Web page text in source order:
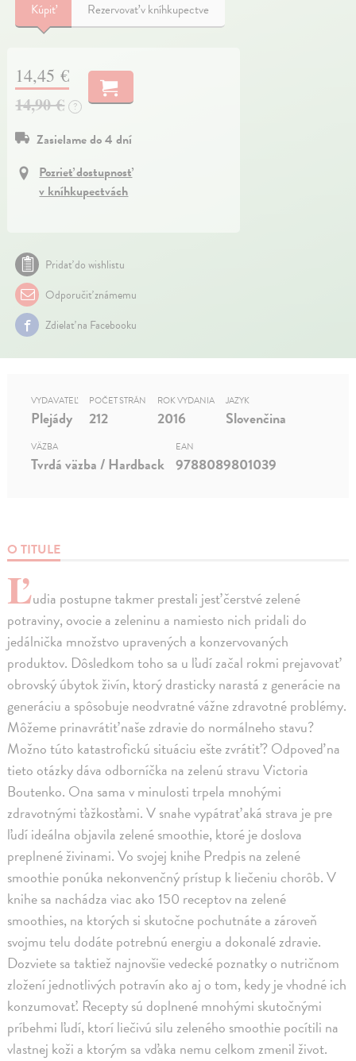
Kúpiť Rezervovať v kníhkupectve
14,45 €
14,90 € ?
Zasielame do 4 dní
Pozrieť dostupnosť
v kníhkupectvách
Pridať do wishlistu
Odporučiť známemu
Zdielať na Facebooku
O TITULE
Ľudia postupne takmer prestali jesť čerstvé zelené
potraviny, ovocie a zeleninu a namiesto nich pridali do
jedálnička množstvo upravených a konzervovaných
produktov. Dôsledkom toho sa u ľudí začal rokmi prejavovať
obrovský úbytok živín, ktorý drasticky narastá z generácie na
generáciu a spôsobuje neodvratné vážne zdravotné problémy.
Môžeme prinavrátiť naše zdravie do normálneho stavu?
Možno túto katastrofickú situáciu ešte zvrátiť? Odpoveď na
tieto otázky dáva odborníčka na zelenú stravu Victoria
Boutenko. Ona sama v minulosti trpela mnohými
zdravotnými ťažkosťami. V snahe vypátrať aká strava je pre
ľudí ideálna objavila zelené smoothie, ktoré je doslova
preplnené živinami. Vo svojej knihe Predpis na zelené
smoothie ponúka nekonvenčný prístup k liečeniu chorôb. V
knihe sa nachádza viac ako 150 receptov na zelené
smoothies, na ktorých si skutočne pochutnáte a zároveň
svojmu telu dodáte potrebnú energiu a dokonalé zdravie.
Dozviete sa taktiež najnovšie vedecké poznatky o nutričnom
zložení jednotlivých potravín ako aj o tom, kedy je vhodné ich
konzumovať. Recepty sú doplnené mnohými skutočnými
príbehmi ľudí, ktorí liečivú silu zeleného smoothie pocítili na
vlastnej koži a ktorým sa vďaka nemu celkom zmenil život.
VYDAVATEĽ
Plejády
POČET STRÁN
212
ROK VYDANIA
2016
JAZYK
Slovenčina
VÄZBA
Tvrdá väzba / Hardback
EAN
9788089801039